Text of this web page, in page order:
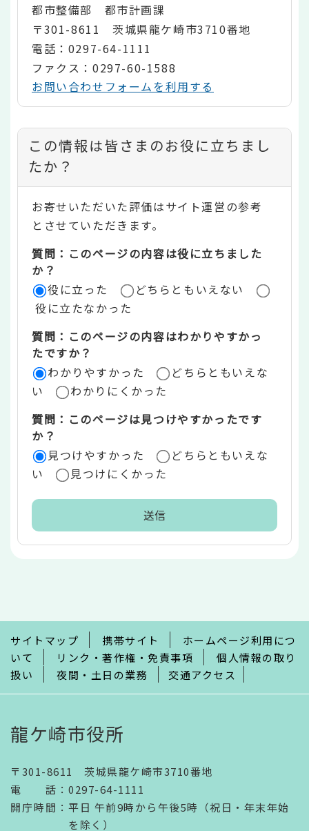
都市整備部 都市計画課
〒301-8611 茨城県龍ケ崎市3710番地
電話：0297-64-1111
ファクス：0297-60-1588
お問い合わせフォームを利用する
コ
ン
テ
ン
ツ
評
価
リ
ア
この情報は皆さまのお役に立ちまし
たか？
お寄せいただいた評価はサイト運営の参考
とさせていただきます。
質問：このページの内容は役に立ちました
か？
役に立った
どちらともいえない
役に立たなかった
質問：このページの内容はわかりやすかっ
たですか？
わかりやすかった
どちらともいえな
い
わかりにくかった
質問：このページは見つけやすかったです
か？
見つけやすかった
どちらともいえな
い
見つけにくかった
で
サイトマップ 携帯サイト
ホームページ利用につ
いて
リンク・著作権・免責事項
個人情報の取り
扱い
夜間・土日の業務 交通アクセス
龍ケ崎市役所
〒301-8611 茨城県龍ケ崎市3710番地
電話 ： 0297-64-1111
開庁時間 ： 平日 午前9時から午後5時（祝日・年末年始
を除く）